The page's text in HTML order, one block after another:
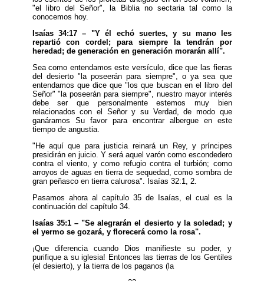
"el libro del Señor", la Biblia no sectaria tal como la
conocemos hoy.
Isaías 34:17 – "Y él echó suertes, y su mano les
repartió con cordel; para siempre la tendrán por
heredad; de generación en generación morarán allí".
Sea como entendamos este versículo, dice que las fieras
del desierto "la poseerán para siempre", o ya sea que
entendamos que dice que "los que buscan en el libro del
Señor" "la poseerán para siempre", nuestro mayor interés
debe ser que personalmente estemos muy bien
relacionados con el Señor y su Verdad, de modo que
ganáramos Su favor para encontrar albergue en este
tiempo de angustia.
"He aquí que para justicia reinará un Rey, y príncipes
presidirán en juicio. Y será aquel varón como escondedero
contra el viento, y como refugio contra el turbión; como
arroyos de aguas en tierra de sequedad, como sombra de
gran peñasco en tierra calurosa". Isaías 32:1, 2.
Pasamos ahora al capítulo 35 de Isaías, el cual es la
continuación del capítulo 34.
Isaías 35:1 – "Se alegrarán el desierto y la soledad; y
el yermo se gozará, y florecerá como la rosa".
¡Que diferencia cuando Dios manifieste su poder, y
purifique a su iglesia! Entonces las tierras de los Gentiles
(el desierto), y la tierra de los paganos (la